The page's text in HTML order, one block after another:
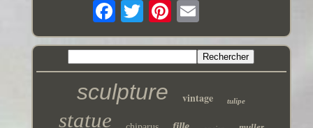
sculpture vintage tulipe
statue